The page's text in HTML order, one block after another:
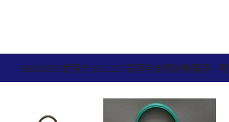
HERMES 愛馬仕 KELLY 凱莉包高價收購實績一覽